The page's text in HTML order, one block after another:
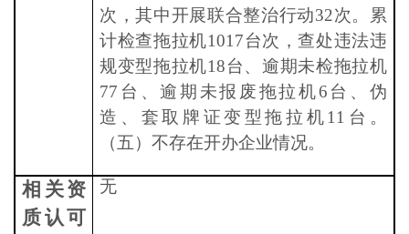
次，其中开展联合整治行动32次。累
计检查拖拉机1017台次，查处违法违
规变型拖拉机18台、逾期未检拖拉机
77台、逾期未报废拖拉机6台、伪
造、套取牌证变型拖拉机11台。
（五）不存在开办企业情况。
相关资
质认可
无